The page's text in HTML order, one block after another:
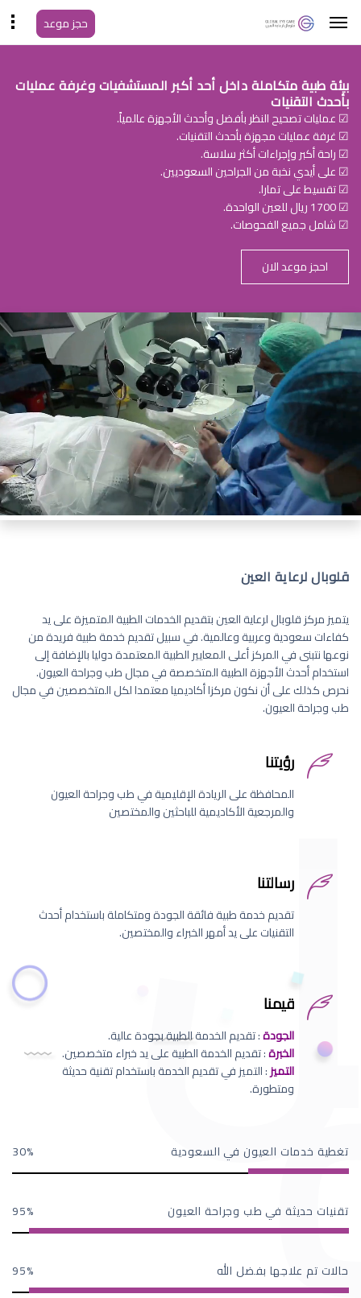
حجز موعد
بيئة طبية متكاملة داخل أحد أكبر المستشفيات وغرفة عمليات
بأحدث التقنيات
☑ عمليات تصحيح النظر بأفضل وأحدث الأجهزة عالمياً.
☑ غرفة عمليات مجهزة بأحدث التقنيات.
☑ راحة أكبر وإجراءات أكثر سلاسة.
☑ على أيدي نخبة من الجراحين السعوديين.
☑ تقسيط على تمارا.
☑ 1700 ريال للعين الواحدة.
☑ شامل جميع الفحوصات.
احجز موعد الان
قلوبال لرعاية العين
يتميز مركز قلوبال لرعاية العين بتقديم الخدمات الطبية المتميزة على يد
كفاءات سعودية وعربية وعالمية. في سبيل تقديم خدمة طبية فريدة من
نوعها نتبنى في المركز أعلى المعايير الطبية المعتمدة دوليا بالإضافة إلى
استخدام أحدث الأجهزة الطبية المتخصصة في مجال طب وجراحة العيون.
نحرص كذلك على أن نكون مركزا أكاديميا معتمدا لكل المتخصصين في مجال
طب وجراحة العيون.
رؤيتنا
المحافظة على الريادة الإقليمية في طب وجراحة العيون
والمرجعية الأكاديمية للباحثين والمختصين
رسالتنا
تقديم خدمة طبية فائقة الجودة ومتكاملة باستخدام أحدث
التقنيات على يد أمهر الخبراء والمختصين.
قيمنا
الجودة: تقديم الخدمة الطبية بجودة عالية.
الخبرة: تقديم الخدمة الطبية على يد خبراء متخصصين.
التميز: التميز في تقديم الخدمة باستخدام تقنية حديثة
ومتطورة.
تغطية خدمات العيون في السعودية 30
تقنيات حديثة في طب وجراحة العيون 95
حالات تم علاجها بفضل الله 95